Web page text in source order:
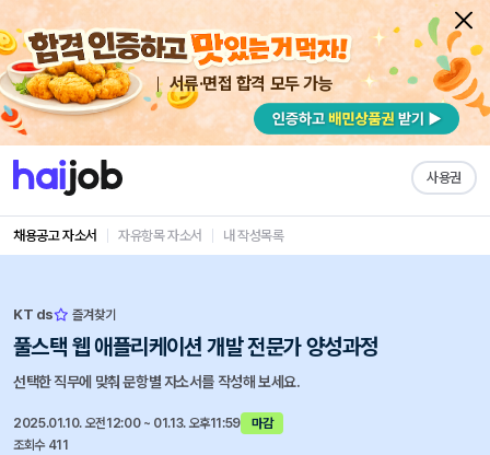
서류·면접 합격 모두 가능
사용권
채용공고 자소서 자유항목 자소서 내 작성목록
KT ds 즐겨찾기
풀스택 웹 애플리케이션 개발 전문가 양성과정
선택한 직무에 맞춰 문항별 자소서를 작성해 보세요.
2025.01.10. 오전12:00 ~ 01.13. 오후11:59
마감
조회수 411